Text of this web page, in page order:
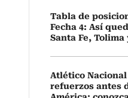
Tabla de
Fecha 4: Así
Santa Fe, Tolima
Atlético
refuerzos antes